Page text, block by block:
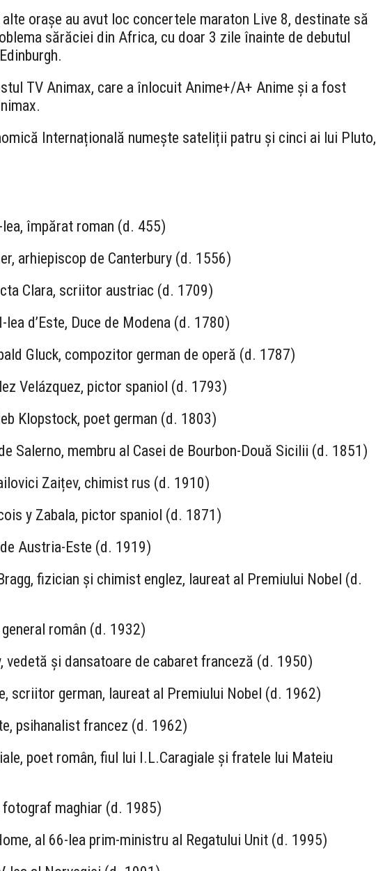
orașe au avut loc concertele maraton Live 8, destinate să
sărăciei din Africa, cu doar 3 zile înainte de debutul
TV Animax, care a înlocuit Anime+/A+ Anime și a fost
Internațională numește sateliții patru și cinci ai lui Pluto,
împărat roman (d. 455)
arhiepiscop de Canterbury (d. 1556)
Clara, scriitor austriac (d. 1709)
d’Este, Duce de Modena (d. 1780)
Gluck, compozitor german de operă (d. 1787)
Velázquez, pictor spaniol (d. 1793)
Klopstock, poet german (d. 1803)
Salerno, membru al Casei de Bourbon-Două Sicilii (d. 1851)
Zaițev, chimist rus (d. 1910)
y Zabala, pictor spaniol (d. 1871)
Austria-Este (d. 1919)
fizician și chimist englez, laureat al Premiului Nobel (d.
român (d. 1932)
vedetă și dansatoare de cabaret franceză (d. 1950)
scriitor german, laureat al Premiului Nobel (d. 1962)
psihanalist francez (d. 1962)
poet român, fiul lui I.L.Caragiale și fratele lui Mateiu
maghiar (d. 1985)
al 66-lea prim-ministru al Regatului Unit (d. 1995)